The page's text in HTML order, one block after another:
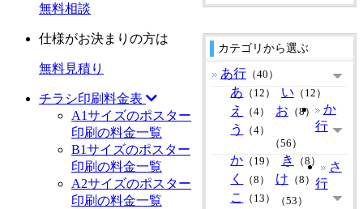
カテゴリから選ぶ
あ行 （40）
あ （12） い （12）
え （4） お （8）
う （4）
か
行
（56）
か （19） き （8）
く （8） け （8）
こ （13）
さ
行
（53）
無料相談
仕様がお決まりの方は
無料見積り
チラシ印刷料金表
A1サイズのポスター
印刷の料金一覧
B1サイズのポスター
印刷の料金一覧
A2サイズのポスター
印刷の料金一覧